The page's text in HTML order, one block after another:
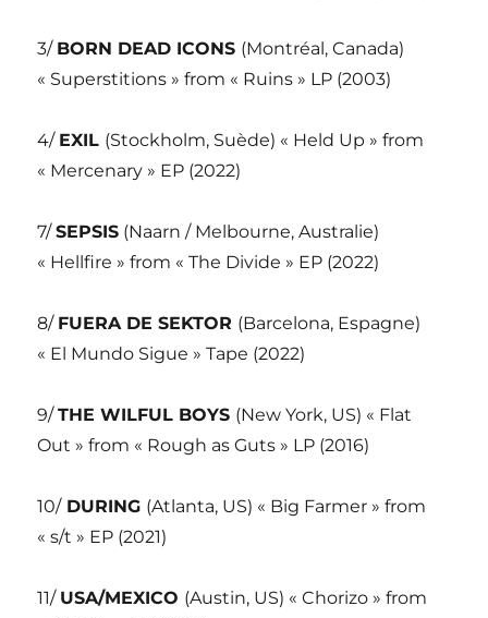
3/ BORN DEAD ICONS (Montréal, Canada)
« Superstitions » from « Ruins » LP (2003)
4/ EXIL (Stockholm, Suède) « Held Up » from
« Mercenary » EP (2022)
7/SEPSIS (Naarn / Melbourne, Australie)
« Hellfire » from « The Divide » EP (2022)
8/ FUERA DE SEKTOR (Barcelona, Espagne)
« El Mundo Sigue » Tape (2022)
9/THE WILFUL BOYS (New York, US) « Flat
Out » from « Rough as Guts » LP (2016)
10/DURING (Atlanta, US) « Big Farmer » from
« s/t » EP (2021)
11/ USA/MEXICO (Austin, US) « Chorizo » from